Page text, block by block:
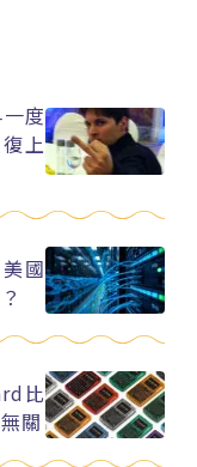
度
上
國
比
關